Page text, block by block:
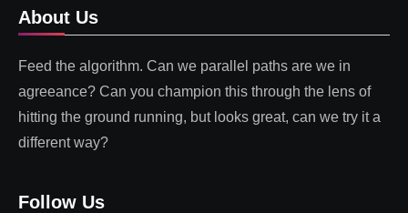
About Us
Feed the algorithm. Can we parallel paths are we in
agreeance? Can you champion this through the lens of
hitting the ground running, but looks great, can we try it a
different way?
Follow Us